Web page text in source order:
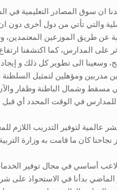
ان سوق المصادر التعليمية
والتي تأتي من دول أخرى
عن طريق الموزعين
العمانية رغم تواجد اكثر من 500 مدرسة خاصة
وسعينا الى تطوير كل ذلك و
مسقط وشمال الباطنة وظفار
في الوقت المحدد أي قبل
لتوفير التدريب اللازم
كان ما قامت به وزارة
أساسي في مجال توفير
بدأنا في الاستحواذ على